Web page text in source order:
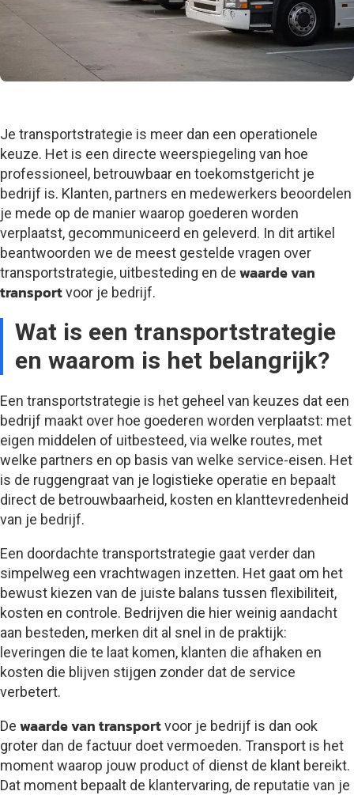
Je transportstrategie is meer dan een operationele
keuze. Het is een directe weerspiegeling van hoe
professioneel, betrouwbaar en toekomstgericht je
bedrijf is. Klanten, partners en medewerkers beoordelen
je mede op de manier waarop goederen worden
verplaatst, gecommuniceerd en geleverd. In dit artikel
beantwoorden we de meest gestelde vragen over
transportstrategie, uitbesteding en de waarde van
transportvoor je bedrijf.
Wat is een transportstrategie
en waarom is het belangrijk?
Een transportstrategie is het geheel van keuzes dat een
bedrijf maakt over hoe goederen worden verplaatst: met
eigen middelen of uitbesteed, via welke routes, met
welke partners en op basis van welke service-eisen. Het
is de ruggengraat van je logistieke operatie en bepaalt
direct de betrouwbaarheid, kosten en klanttevredenheid
van je bedrijf.
Een doordachte transportstrategie gaat verder dan
simpelweg een vrachtwagen inzetten. Het gaat om het
bewust kiezen van de juiste balans tussen flexibiliteit,
kosten en controle. Bedrijven die hier weinig aandacht
aan besteden, merken dit al snel in de praktijk:
leveringen die te laat komen, klanten die afhaken en
kosten die blijven stijgen zonder dat de service
verbetert.
De waarde van transportvoor je bedrijf is dan ook
groter dan de factuur doet vermoeden. Transport is het
moment waarop jouw product of dienst de klant bereikt.
Dat moment bepaalt de klantervaring, de reputatie van je